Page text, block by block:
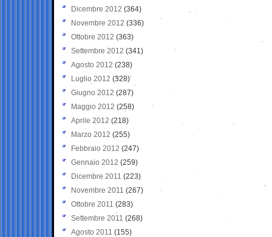
Dicembre 2012 (364)
Novembre 2012 (336)
Ottobre 2012 (363)
Settembre 2012 (341)
Agosto 2012 (238)
Luglio 2012 (328)
Giugno 2012 (287)
Maggio 2012 (258)
Aprile 2012 (218)
Marzo 2012 (255)
Febbraio 2012 (247)
Gennaio 2012 (259)
Dicembre 2011 (223)
Novembre 2011 (267)
Ottobre 2011 (283)
Settembre 2011 (268)
Agosto 2011 (155)